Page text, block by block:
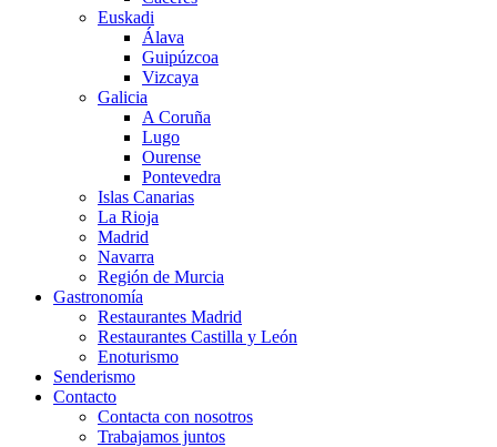
Euskadi
Álava
Guipúzcoa
Vizcaya
Galicia
A Coruña
Lugo
Ourense
Pontevedra
Islas Canarias
La Rioja
Madrid
Navarra
Región de Murcia
Gastronomía
Restaurantes Madrid
Restaurantes Castilla y León
Enoturismo
Senderismo
Contacto
Contacta con nosotros
Trabajamos juntos